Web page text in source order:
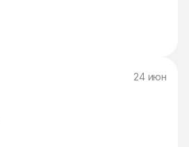
24 июн